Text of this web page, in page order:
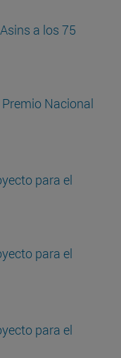
a los 75
Nacional
para el
para el
para el